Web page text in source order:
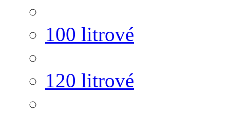
100 litrové
120 litrové